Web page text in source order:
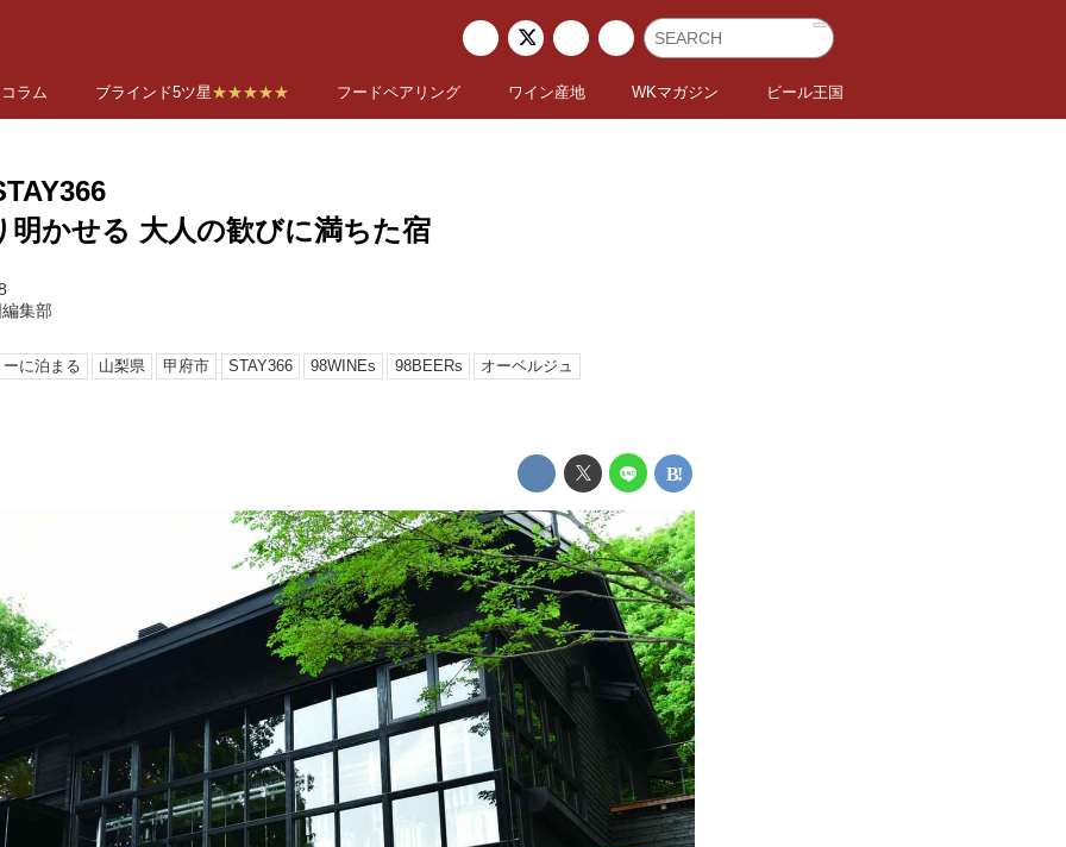
コラム ブラインド5ツ星★★★★★ フードペアリング ワイン産地 WKマガジン ビール王国
明かせる 大人の歓びに満ちた宿
集部
に泊まる 山梨県 甲府市 STAY366 98WINEs 98BEERs オーベルジュ